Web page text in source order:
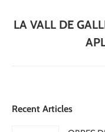
LA VALL DE
Recent Articles